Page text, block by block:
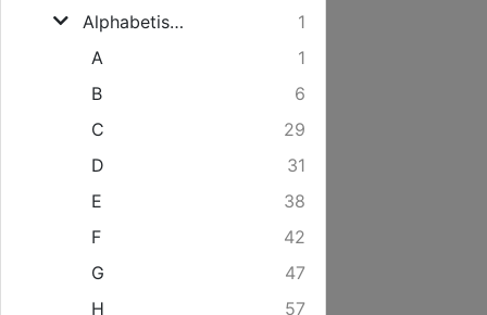
Alphabetische Übersicht der hiesigen Bürger und Einwohner
1
A
1
B
6
C
29
D
31
E
38
F
42
G
47
H
57